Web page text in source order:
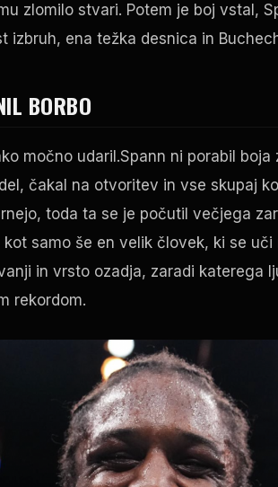
zlomilo stvari. Potem je boj vstal,
izbruh, ena težka desnica in
BORBO
močno udaril.Spann ni porabil
čakal na otvoritev in vse skupaj
toda ta se je počutil večjega
kot samo še en velik človek, ki se
in vrsto ozadja, zaradi katerega
rekordom.